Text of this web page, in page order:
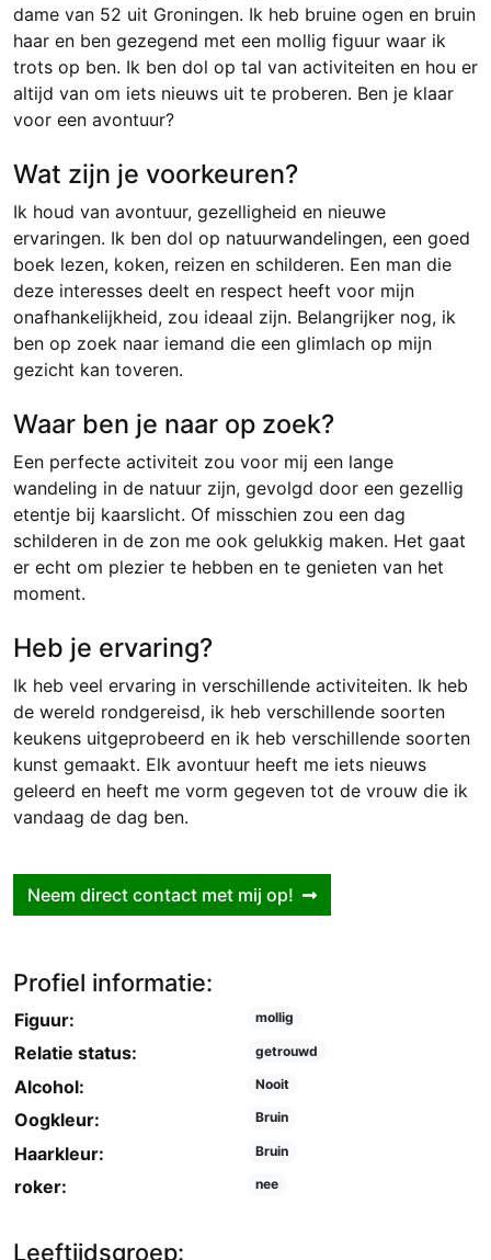
dame van 52 uit Groningen. Ik heb bruine ogen en bruin
haar en ben gezegend met een mollig figuur waar ik
trots op ben. Ik ben dol op tal van activiteiten en hou er
altijd van om iets nieuws uit te proberen. Ben je klaar
voor een avontuur?
Wat zijn je voorkeuren?
Ik houd van avontuur, gezelligheid en nieuwe
ervaringen. Ik ben dol op natuurwandelingen, een goed
boek lezen, koken, reizen en schilderen. Een man die
deze interesses deelt en respect heeft voor mijn
onafhankelijkheid, zou ideaal zijn. Belangrijker nog, ik
ben op zoek naar iemand die een glimlach op mijn
gezicht kan toveren.
Waar ben je naar op zoek?
Een perfecte activiteit zou voor mij een lange
wandeling in de natuur zijn, gevolgd door een gezellig
etentje bij kaarslicht. Of misschien zou een dag
schilderen in de zon me ook gelukkig maken. Het gaat
er echt om plezier te hebben en te genieten van het
moment.
Heb je ervaring?
Ik heb veel ervaring in verschillende activiteiten. Ik heb
de wereld rondgereisd, ik heb verschillende soorten
keukens uitgeprobeerd en ik heb verschillende soorten
kunst gemaakt. Elk avontuur heeft me iets nieuws
geleerd en heeft me vorm gegeven tot de vrouw die ik
vandaag de dag ben.
Neem direct contact met mij op!
Profiel informatie:
Figuur: mollig
Relatie status: getrouwd
Alcohol: Nooit
Oogkleur: Bruin
Haarkleur: Bruin
roker: nee
Leeftijdsgroep: